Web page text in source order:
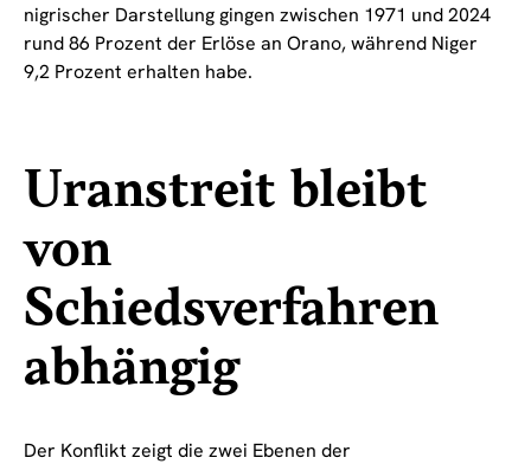
nigrischer Darstellung gingen zwischen 1971 und 2024
rund 86 Prozent der Erlöse an Orano, während Niger
9,2 Prozent erhalten habe.
Uranstreit bleibt
von
Schiedsverfahren
abhängig
Der Konflikt zeigt die zwei Ebenen der